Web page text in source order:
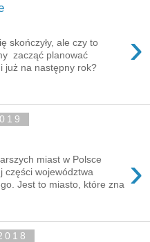
›
skończyły, ale czy to
zacząć planować
już na następny rok?
›
miast w Polsce
części województwa
Jest to miasto, które zna